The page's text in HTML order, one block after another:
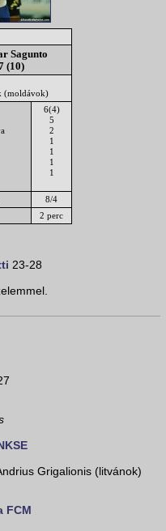
Sagunto
(10)
(moldávok)
6(4)
5
2
1
1
1
1
8/4
2 perc
23-28
Grigalionis (litvánok)
FCM